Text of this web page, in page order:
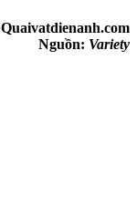
Nguồn: Variety